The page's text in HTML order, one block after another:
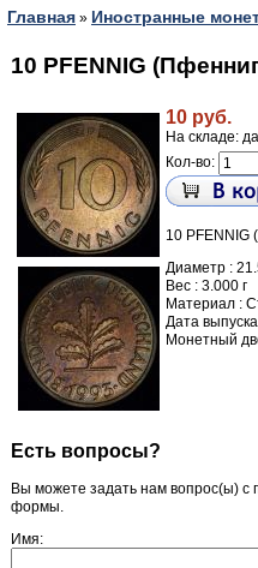
Главная » Иностранные
10 PFENNIG
10 руб.
На складе: да
Кол-во:
10 PFENNIG
Диаметр :
Вес : 3.000 г
Материал :
Дата
Монетный
Есть вопросы?
Вы можете задать нам вопрос(ы)
формы.
Имя: